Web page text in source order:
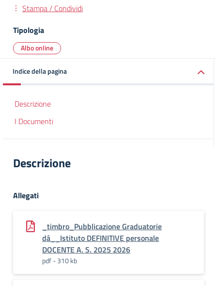
Stampa / Condividi
Tipologia
Albo online
Indice della pagina
Descrizione
I Documenti
Descrizione
Allegati
_timbro_Pubblicazione Graduatorie
dâ__Istituto DEFINITIVE personale
DOCENTE A. S. 2025 2026
pdf - 310 kb